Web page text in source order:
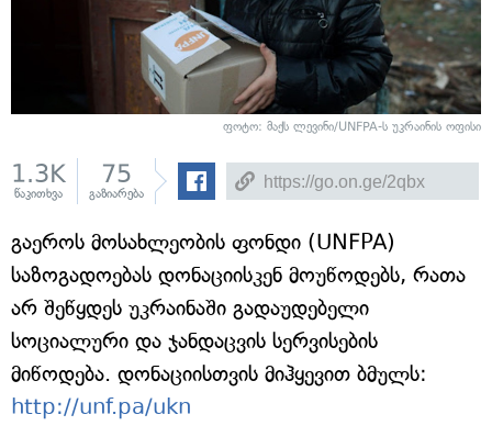
ფოტო: მაქს ლევინი/UNFPA-ს უკრაინის ოფისი
1.3K
წაკითხვა
75
გაზიარება
გაეროს მოსახლეობის ფონდი (UNFPA)
საზოგადოებას დონაციისკენ მოუწოდებს, რათა
არ შეწყდეს უკრაინაში გადაუდებელი
სოციალური და ჯანდაცვის სერვისების
მიწოდება. დონაციისთვის მიჰყევით ბმულს:
http://unf.pa/ukn